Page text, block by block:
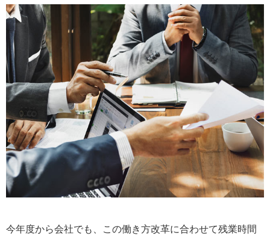
今年度から会社でも、この働き方改革に合わせて残業時間